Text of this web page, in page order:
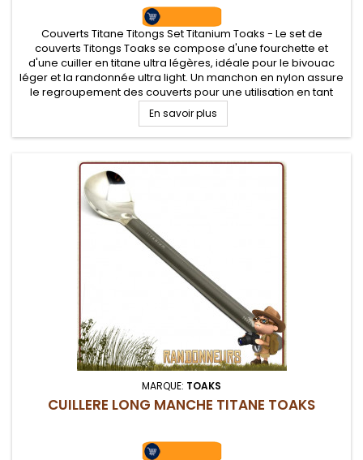
Couverts Titane Titongs Set Titanium Toaks - Le set de
couverts Titongs Toaks se compose d'une fourchette et
d'une cuiller en titane ultra légères, idéale pour le bivouac
léger et la randonnée ultra light. Un manchon en nylon assure
le regroupement des couverts pour une utilisation en tant
que pince
En savoir plus
MARQUE: TOAKS
CUILLERE LONG MANCHE TITANE TOAKS